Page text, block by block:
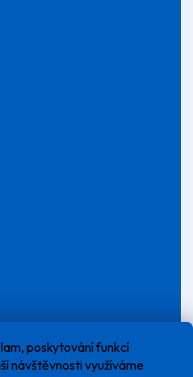
poskytování funkcí
návštěvnosti využíváme